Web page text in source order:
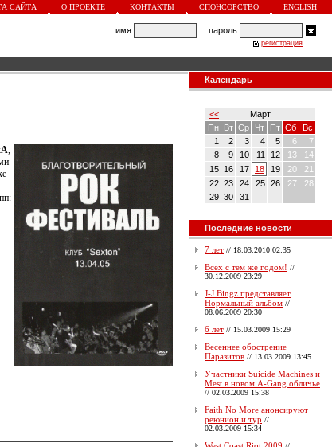
САЙТА О ПРОЕКТЕ КОНТАКТЫ СПОНСОРСТВО ENGLISH
имя пароль
регистрация
,
Календарь
<<
Март
Пн
Вт Ср Чт Пт Сб
Вс
1
2 3 4 5 6
7
8
9 10 11 12 13
14
15 16 17 18 19 20
21
22 23 24 25 26 27
28
29 30 31
Последние новости
7 лет // 18.03.2010 02:35
Всех с тем же годом! //
30.12.2009 23:29
J-J Bingz представляет
Нормальный альбом //
08.06.2009 20:30
6 лет // 15.03.2009 15:29
Весеннее обострение
Паразитов // 13.03.2009 13:45
Участники Suicide Machines и
Mest в новом A-Gang обличье
// 02.03.2009 15:38
Faith No More анонсируют
реюнион и тур //
02.03.2009 15:34